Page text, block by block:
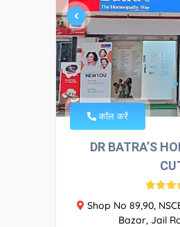
कॉल करें
DR BATRA’S
Shop No 89,90,
Bazar, Jail